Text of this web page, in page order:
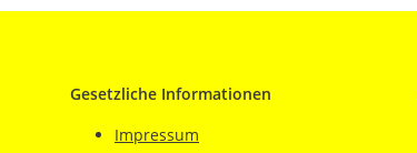
Gesetzliche Informationen
Impressum